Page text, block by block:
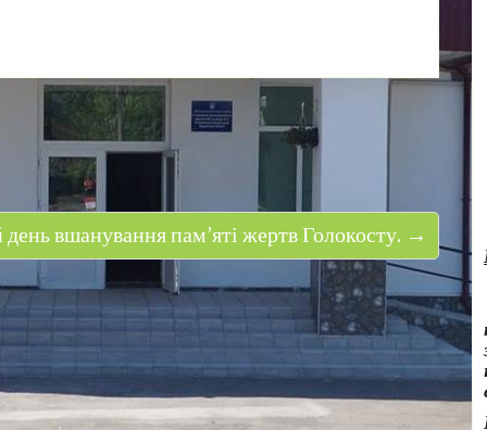
вшанування пам’яті жертв Голокосту. →